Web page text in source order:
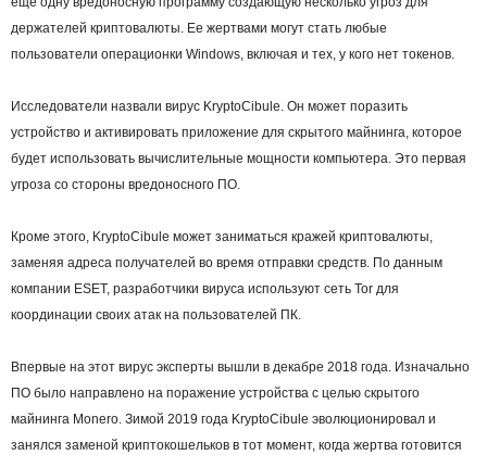
держателей криптовалюты. Ее жертвами могут стать любые
пользователи операционки Windows, включая и тех, у кого нет токенов.
Исследователи назвали вирус KryptoCibule. Он может поразить
устройство и активировать приложение для скрытого майнинга, которое
будет использовать вычислительные мощности компьютера. Это первая
угроза со стороны вредоносного ПО.
Кроме этого, KryptoCibule может заниматься кражей криптовалюты,
заменяя адреса получателей во время отправки средств. По данным
компании ESET, разработчики вируса используют сеть Tor для
координации своих атак на пользователей ПК.
Впервые на этот вирус эксперты вышли в декабре 2018 года. Изначально
ПО было направлено на поражение устройства с целью скрытого
майнинга Monero. Зимой 2019 года KryptoCibule эволюционировал и
занялся заменой криптокошельков в тот момент, когда жертва готовится